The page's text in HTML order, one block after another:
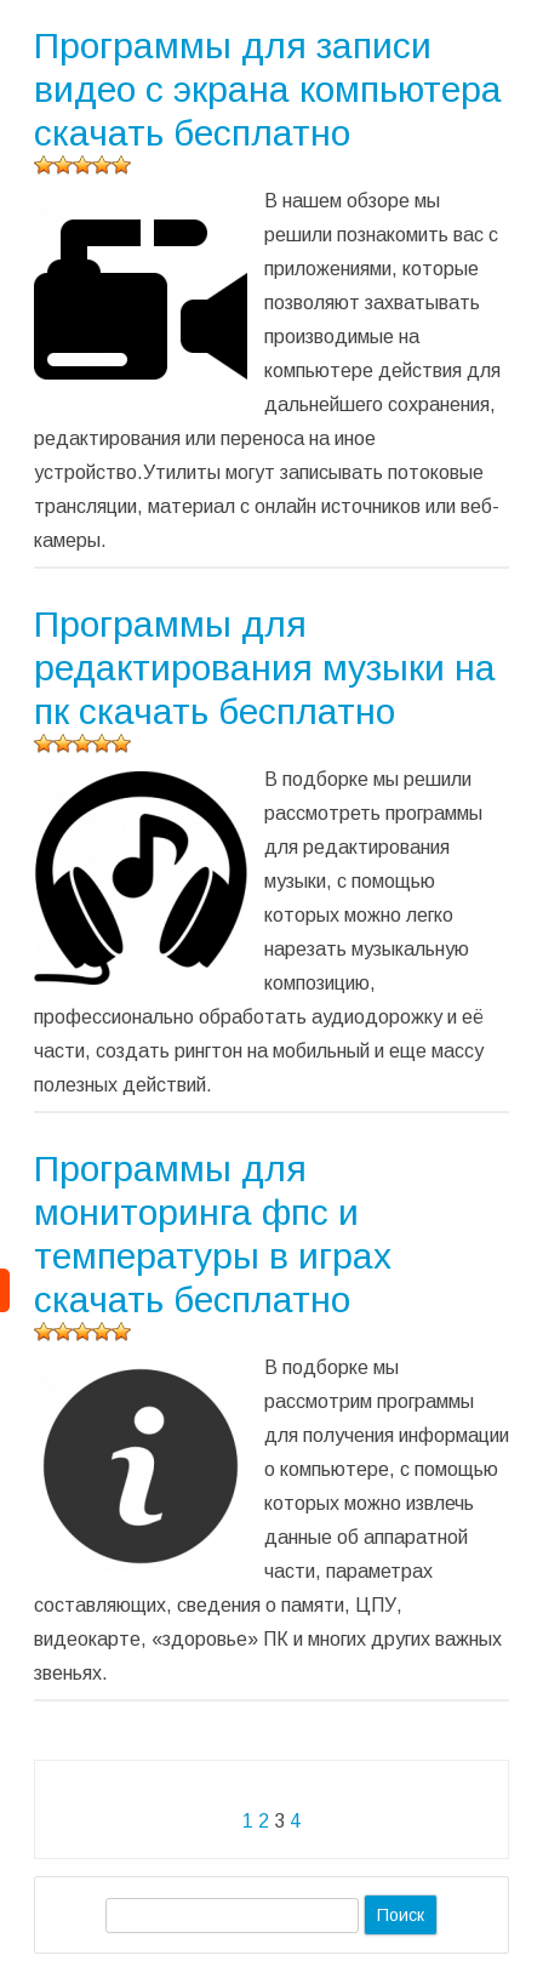
Программы для записи
видео с экрана компьютера
скачать бесплатно
(2 568
оценок,
среднее:
В нашем обзоре мы
решили познакомить вас с
приложениями, которые
позволяют захватывать
производимые на
компьютере действия для
дальнейшего сохранения,
редактирования или переноса на иное
устройство.Утилиты могут записывать потоковые
трансляции, материал с онлайн источников или веб-
камеры.
Программы для
редактирования музыки на
пк скачать бесплатно
Оцените
программу
(4 564
оценок,
среднее:
5,00 из 5)
В подборке мы решили
рассмотреть программы
для редактирования
музыки, с помощью
которых можно легко
нарезать музыкальную
композицию,
профессионально обработать аудиодорожку и её
части, создать рингтон на мобильный и еще массу
полезных действий.
Программы для
мониторинга фпс и
температуры в играх
скачать бесплатно
программу
2 421
оценок,
среднее:
5,00
из 5)
В подборке мы
рассмотрим программы
для получения информации
о компьютере, с помощью
которых можно извлечь
данные об аппаратной
части, параметрах
составляющих, сведения о памяти, ЦПУ,
видеокарте, «здоровье» ПК и многих других важных
звеньях.
записям
1 2 3 4